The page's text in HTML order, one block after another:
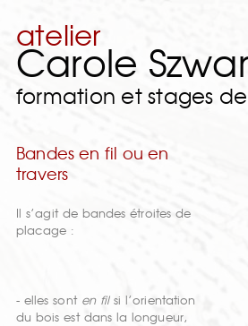
atelier
Carole
formation et stages de
Bandes en fil ou en
travers
Il s’agit de bandes étroites de
placage :
- elles sont en filsi l’orientation
du bois est dans la longueur,